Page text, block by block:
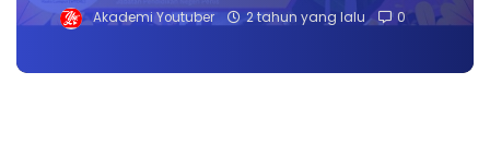
Akademi Youtuber 2 tahun yang lalu 0